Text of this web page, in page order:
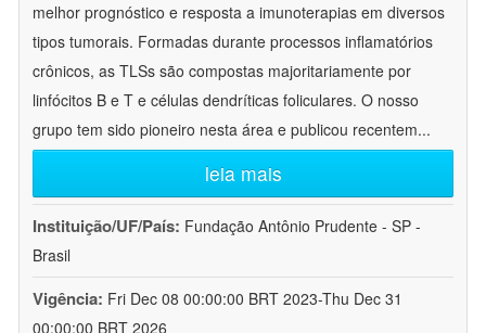
melhor prognóstico e resposta a imunoterapias em diversos
tipos tumorais. Formadas durante processos inflamatórios
crônicos, as TLSs são compostas majoritariamente por
linfócitos B e T e células dendríticas foliculares. O nosso
grupo tem sido pioneiro nesta área e publicou recentem...
leia mais
Instituição/UF/País: Fundação Antônio Prudente - SP -
Brasil
Vigência: Fri Dec 08 00:00:00 BRT 2023-Thu Dec 31
00:00:00 BRT 2026